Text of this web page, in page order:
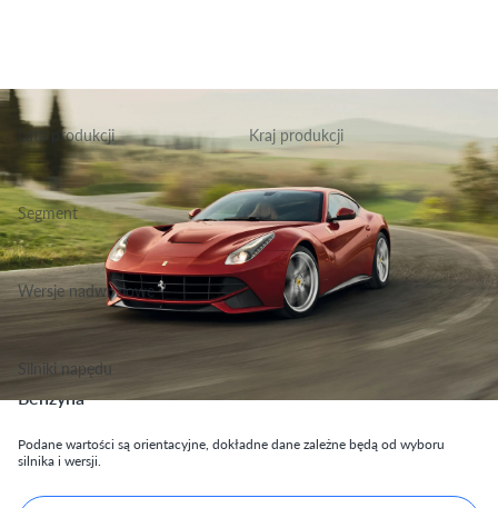
Lata produkcji
2012-2017
Kraj produkcji
Włochy
Segment
Grupa Sportowo Rekreacyjne, Klasa Super Luksusowe
Wersje nadwoziowe
Coupe
Silniki napędu
Benzyna
Podane wartości są orientacyjne, dokładne dane zależne będą od wyboru
silnika i wersji.